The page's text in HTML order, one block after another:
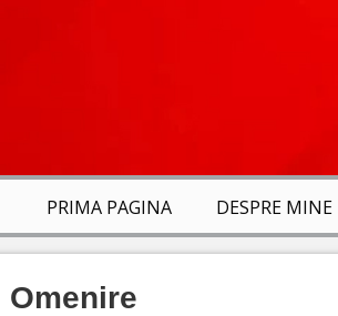
PRIMA PAGINA DESPRE MINE
Omenire